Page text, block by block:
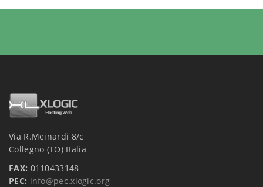
Via R.Meinardi 8/c
Collegno (TO) Italia
FAX: 0110433148
PEC: info@pec.xlogic.org